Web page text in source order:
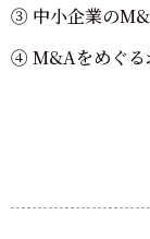
③ 中小企業の
④ M&Aをめぐる